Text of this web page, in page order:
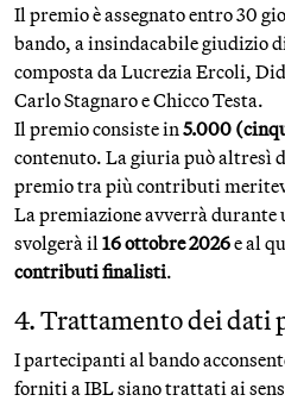
Il premio è assegnato entro 30
bando, a insindacabile giudizio
composta da Lucrezia Ercoli,
Carlo Stagnaro e Chicco Testa.
Il premio consiste in 5.000
contenuto. La giuria può altresì
premio tra più contributi
La premiazione avverrà durante
svolgerà il 16 ottobre 2026e al
contributi finalisti.
4. Trattamento dei dati
I partecipanti al bando
forniti a IBL siano trattati ai